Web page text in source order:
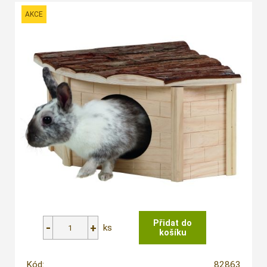
ks
Kód:
82863